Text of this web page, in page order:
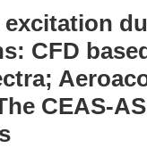
excitation
CFD
CEAS-